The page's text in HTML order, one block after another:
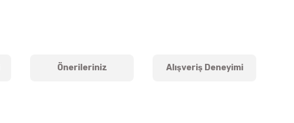
Önerileriniz Alışveriş Deneyimi